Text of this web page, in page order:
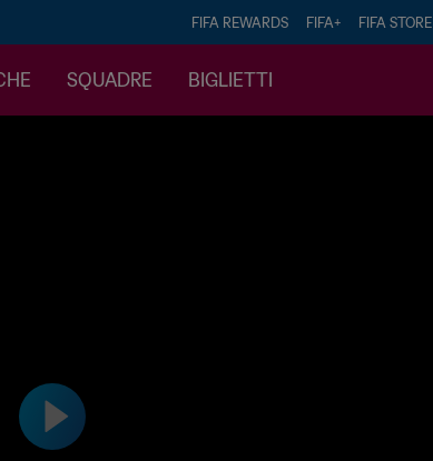
FIFA REWARDS FIFA+ FIFA STORE
SQUADRE BIGLIETTI